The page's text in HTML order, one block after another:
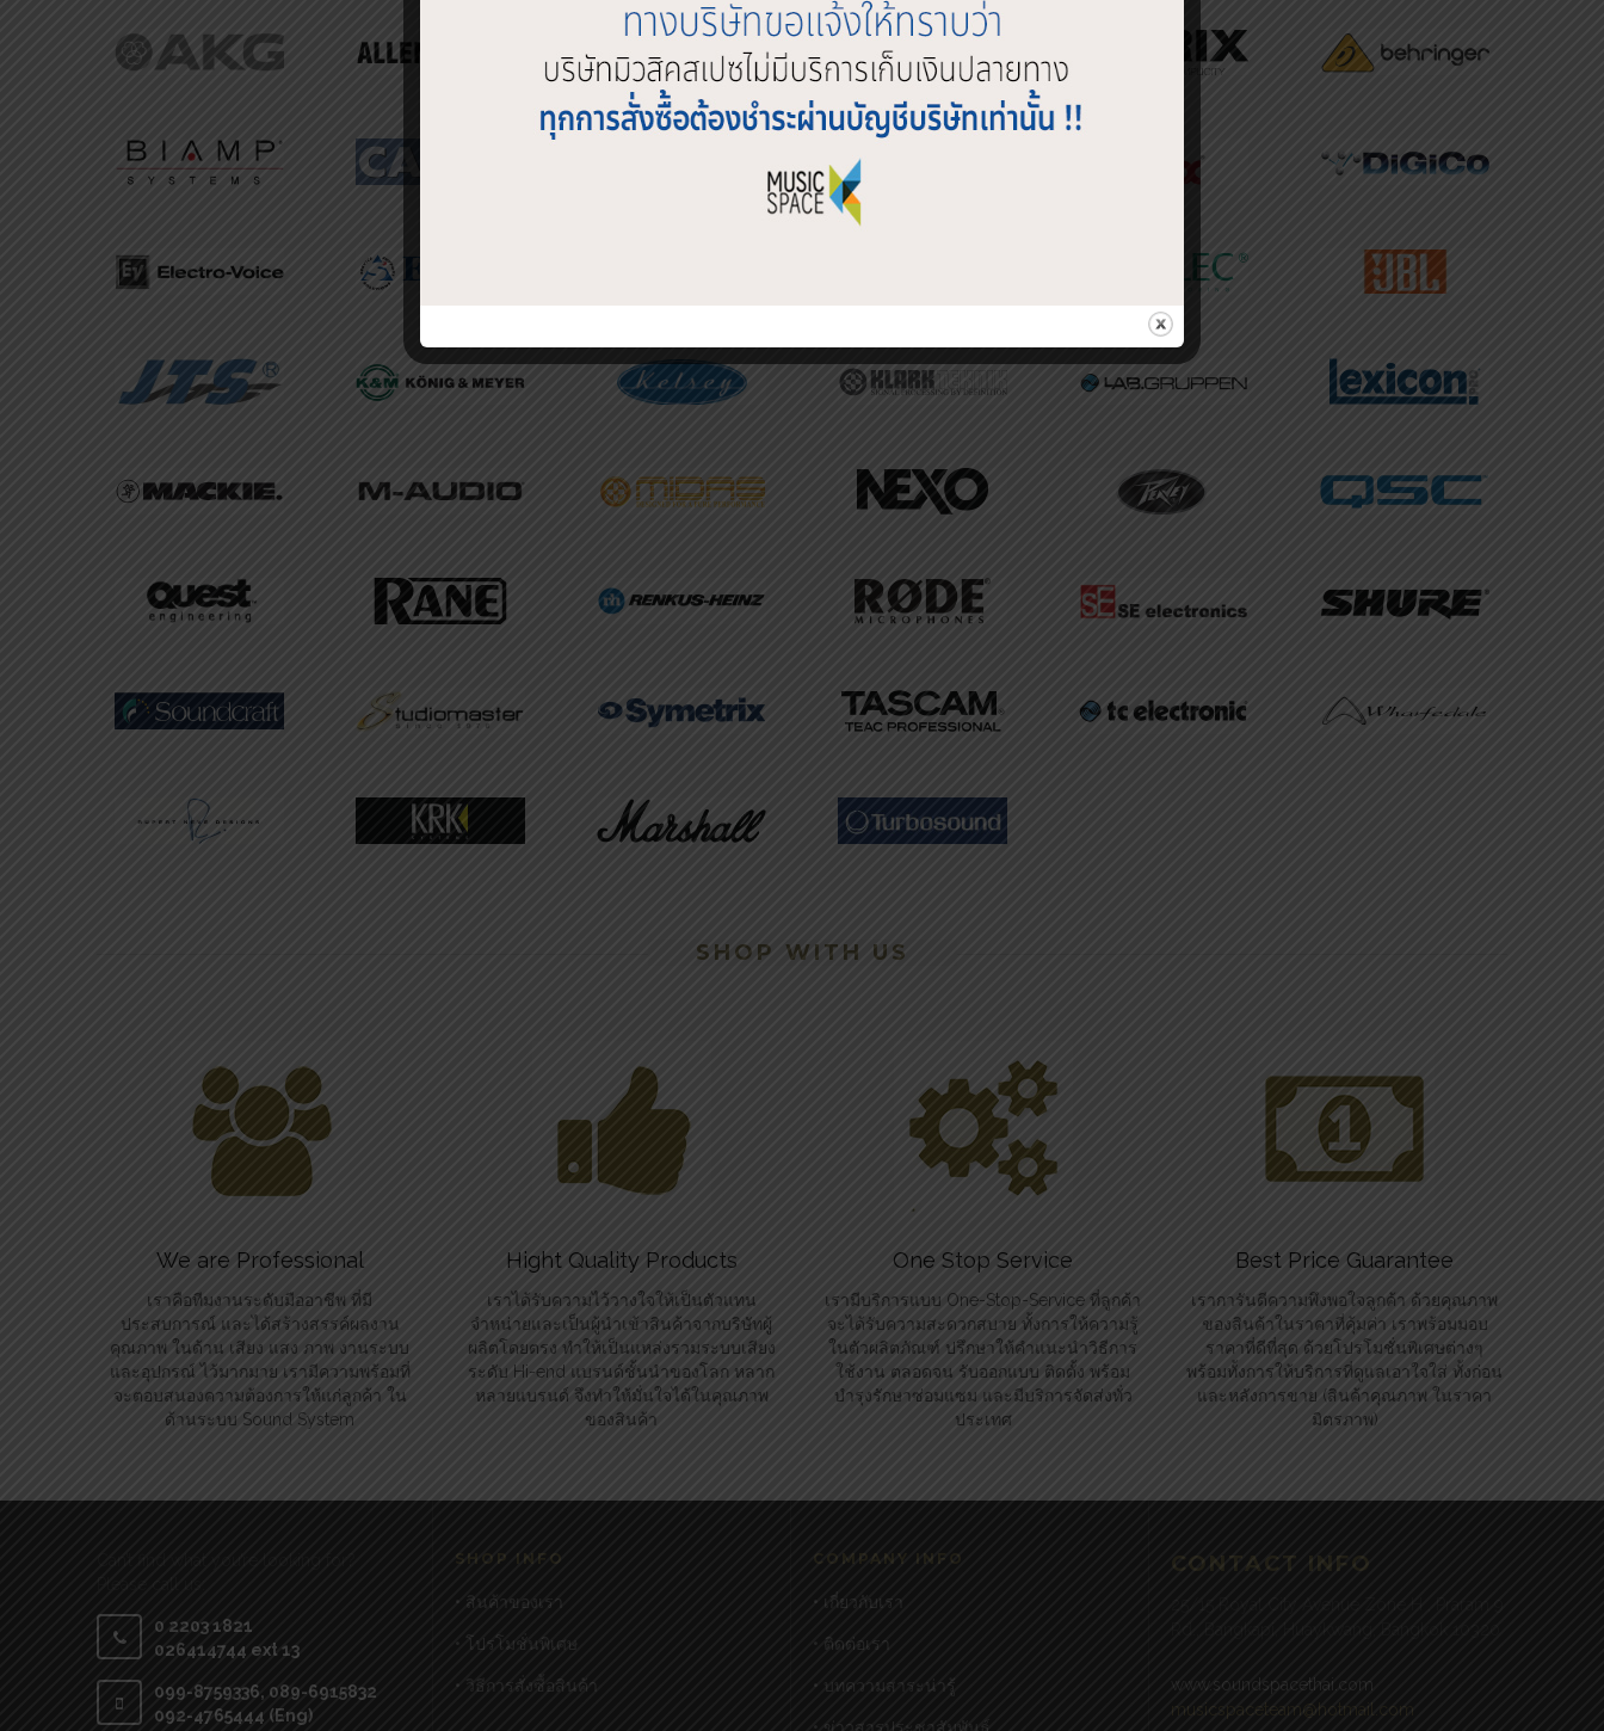
SHOP WITH US
We are Professional
เราคือทีมงานระดับมืออาชีพ ที่มี
ประสบการณ์ และได้สร้างสรรค์ผลงาน
คุณภาพ ในด้าน เสียง แสง ภาพ งานระบบ
และอุปกรณ์ ไว้มากมาย เรามีความพร้อมที่
จะตอบสนองความต้องการให้แก่ลูกค้า ใน
ด้านระบบ Sound System
Hight Quality Products
เราได้รับความไว้วางใจให้เป็นตัวแทน
จำหน่ายและเป็นผู้นำเข้าสินค้าจากบริษัทผู้
ผลิตโดยตรง ทำให้เป็นแหล่งรวมระบบเสียง
ระดับ Hi-end แบรนด์ชั้นนำของโลก หลาก
หลายแบรนด์ จึงทำให้มั่นใจได้ในคุณภาพ
ของสินค้า
One Stop Service
เรามีบริการแบบ One-Stop-Service ที่ลูกค้า
จะได้รับความสะดวกสบาย ทั้งการให้ความรู้
ในตัวผลิตภัณฑ์ ปรึกษาให้คำแนะนำวิธีการ
ใช้งาน ตลอดจน รับออกแบบ ติดตั้ง พร้อม
บำรุงรักษาซ่อมแซม และมีบริการจัดส่งทั่ว
ประเทศ
Best Price Guarantee
เราการันตีความพึงพอใจลูกค้า ด้วยคุณภาพ
ของสินค้าในราคาที่คุ้มค่า เราพร้อมมอบ
ราคาที่ดีที่สุด ด้วยโปรโมชั่นพิเศษต่างๆ
พร้อมทั้งการให้บริการที่ดูแลเอาใจใส่ ทั้งก่อน
และหลังการขาย (สินค้าคุณภาพ ในราคา
มิตรภาพ)
0 2203 1821
026414744 ext 13
099-8759336, 089-6915832
092-4765444 (Eng)
SHOP INFO
• สินค้าของเรา
• โปรโมชั่นพิเศษ
• วิธีการสั่งซื้อสินค้า
COMPANY INFO
• เกี่ยวกับเรา
• ติดต่อเรา
• บทความสาระน่ารู้
CONTACT INFO
www.soundspacethai.com
musicspaceteam@hotmail.com